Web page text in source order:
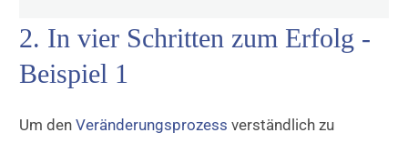
2. In vier Schritten zum Erfolg -
Beispiel 1
Um den Veränderungsprozess verständlich zu